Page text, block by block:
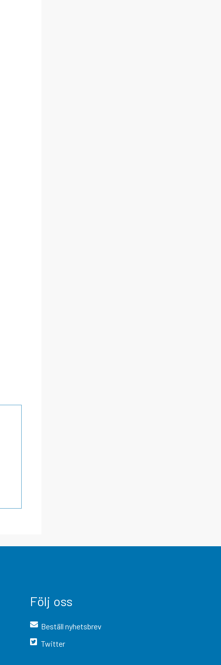
Följ oss
Beställ nyhetsbrev
Twitter